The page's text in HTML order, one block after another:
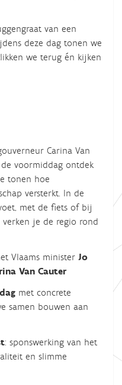
van een
deze dag tonen we
we terug én kijken
Carina Van
voormiddag ontdek
tonen hoe
versterkt. In de
met de fiets of bij
je de regio rond
Vlaams minister Jo
Van Cauter
met concrete
samen bouwen aan
: sponswerking van het
en slimme